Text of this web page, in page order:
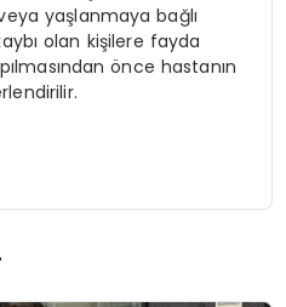
yaşlanmaya bağlı
olan kişilere fayda
önce hastanın